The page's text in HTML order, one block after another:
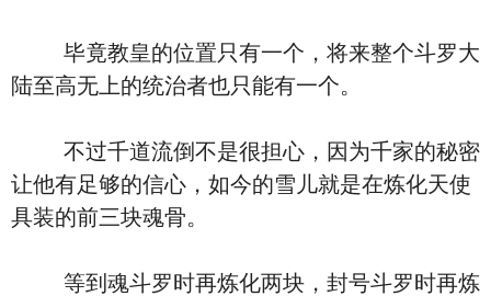
毕竟教皇的位置只有一个，将来整个斗罗大
陆至高无上的统治者也只能有一个。
不过千道流倒不是很担心，因为千家的秘密
让他有足够的信心，如今的雪儿就是在炼化天使
具装的前三块魂骨。
等到魂斗罗时再炼化两块，封号斗罗时再炼